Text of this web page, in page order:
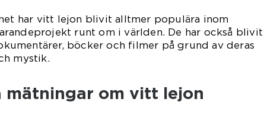
har vitt lejon blivit alltmer populära inom
runt om i världen. De har också blivit
böcker och filmer på grund av deras
mystik.
mätningar om vitt lejon